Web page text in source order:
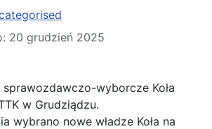
20 grudzień 2025
sprawozdawczo-wyborcze Koła
w Grudziądzu.
wybrano nowe władze Koła na